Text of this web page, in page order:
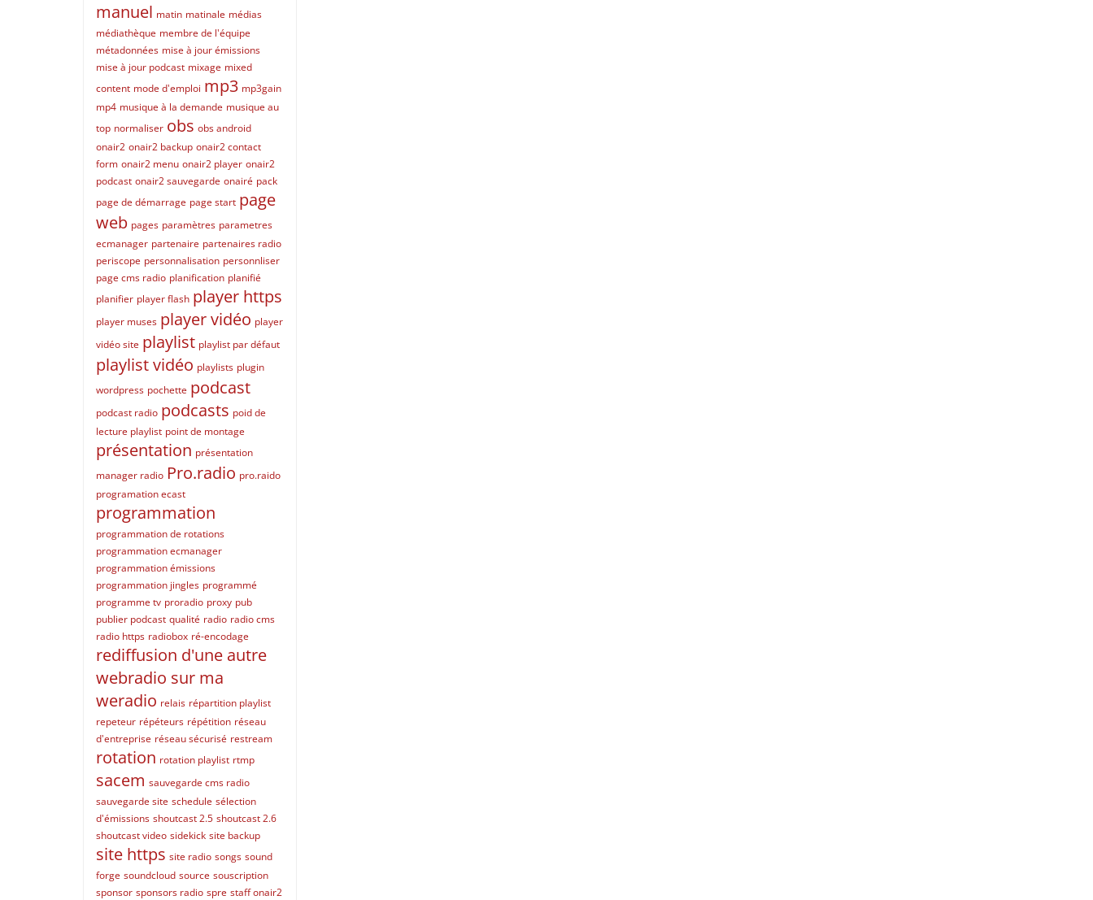
manuel matin matinale médias
médiathèque membre de l'équipe
métadonnées mise à jour émissions
mise à jour podcast mixage mixed
content mode d'emploi mp3 mp3gain
mp4 musique à la demande musique au
top normaliser obs obs android
onair2 onair2 backup onair2 contact
form onair2 menu onair2 player onair2
podcast onair2 sauvegarde onairé pack
page de démarrage page start page
web pages paramètres parametres
ecmanager partenaire partenaires radio
periscope personnalisation personnliser
page cms radio planification planifié
planifier player flash player https
player muses player vidéo player
vidéo site playlist playlist par défaut
playlist vidéo playlists plugin
wordpress pochette podcast
podcast radio podcasts poid de
lecture playlist point de montage
présentation présentation
manager radio Pro.radio pro.raido
programation ecast
programmation
programmation de rotations
programmation ecmanager
programmation émissions
programmation jingles programmé
programme tv proradio proxy pub
publier podcast qualité radio radio cms
radio https radiobox ré-encodage
rediffusion d'une autre
webradio sur ma
weradio relais répartition playlist
repeteur répéteurs répétition réseau
d'entreprise réseau sécurisé restream
rotation rotation playlist rtmp
sacem sauvegarde cms radio
sauvegarde site schedule sélection
d'émissions shoutcast 2.5 shoutcast 2.6
shoutcast video sidekick site backup
site https site radio songs sound
forge soundcloud source souscription
sponsor sponsors radio spre staff onair2